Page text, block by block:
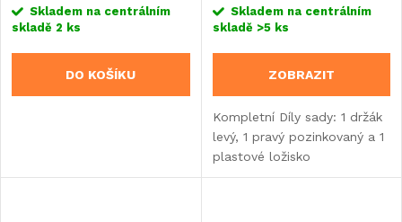
Skladem na centrálním
skladě 2 ks
DO KOŠÍKU
Skladem na centrálním
skladě >5 ks
ZOBRAZIT
Kompletní Díly sady: 1 držák
levý, 1 pravý pozinkovaný a 1
plastové ložisko